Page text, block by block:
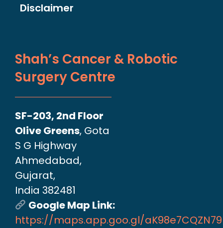
Disclaimer
Shah’s Cancer & Robotic
Surgery Centre
SF-203, 2nd Floor
Olive Greens, Gota
S G Highway
Ahmedabad,
Gujarat,
India 382481
Google Map Link:
https://maps.app.goo.gl/